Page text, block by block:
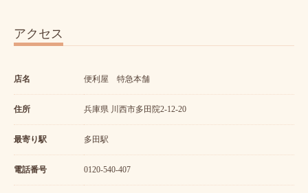
アクセス
店名 便利屋 特急本舗
住所 兵庫県 川西市多田院2-12-20
最寄り駅 多田駅
電話番号 0120-540-407